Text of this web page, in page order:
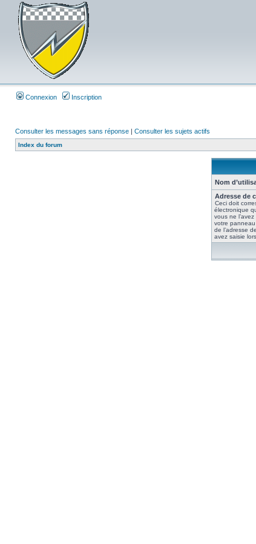
Connexion Inscription
Consulter les messages sans réponse | Consulter les sujets actifs
Index du forum
Nom
Adresse de
Ceci doit
électronique
vous ne
votre panneau
de l’adresse
avez saisie